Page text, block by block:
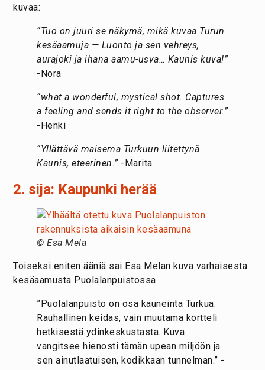
kuvaa:
“Tuo on juuri se näkymä, mikä kuvaa Turun
kesäaamuja — Luonto ja sen vehreys,
aurajoki ja ihana aamu-usva… Kaunis kuva!”
-Nora
“what a wonderful, mystical shot. Captures
a feeling and sends it right to the observer.”
-Henki
“Yllättävä maisema Turkuun liitettynä.
Kaunis, eteerinen.” -Marita
2. sija: Kaupunki herää
© Esa Mela
Toiseksi eniten ääniä sai Esa Melan kuva varhaisesta
kesäaamusta Puolalanpuistossa.
”Puolalanpuisto on osa kauneinta Turkua.
Rauhallinen keidas, vain muutama kortteli
hetkisestä ydinkeskustasta. Kuva
vangitsee hienosti tämän upean miljöön ja
sen ainutlaatuisen, kodikkaan tunnelman.” -